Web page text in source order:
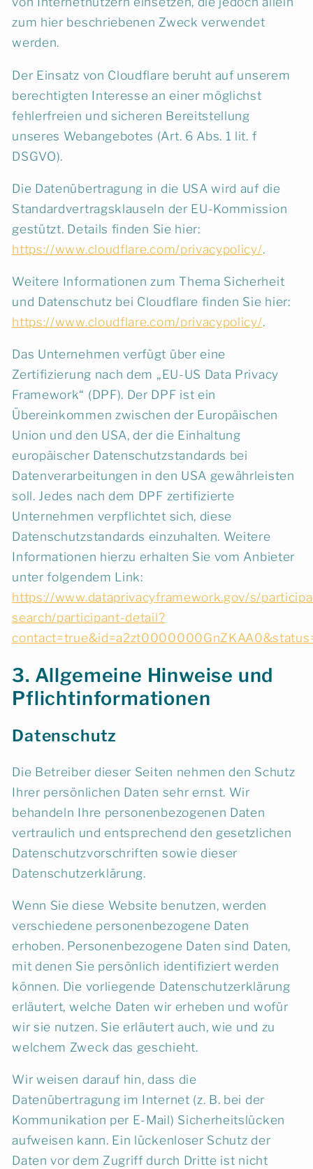
zum hier beschriebenen Zweck verwendet
werden.
Der Einsatz von Cloudflare beruht auf unserem
berechtigten Interesse an einer möglichst
fehlerfreien und sicheren Bereitstellung
unseres Webangebotes (Art. 6 Abs. 1 lit. f
DSGVO).
Die Datenübertragung in die USA wird auf die
Standardvertragsklauseln der EU-Kommission
gestützt. Details finden Sie hier:
https://www.cloudflare.com/privacypolicy/.
Weitere Informationen zum Thema Sicherheit
und Datenschutz bei Cloudflare finden Sie hier:
https://www.cloudflare.com/privacypolicy/.
Das Unternehmen verfügt über eine
Zertifizierung nach dem „EU-US Data Privacy
Framework“ (DPF). Der DPF ist ein
Übereinkommen zwischen der Europäischen
Union und den USA, der die Einhaltung
europäischer Datenschutzstandards bei
Datenverarbeitungen in den USA gewährleisten
soll. Jedes nach dem DPF zertifizierte
Unternehmen verpflichtet sich, diese
Datenschutzstandards einzuhalten. Weitere
Informationen hierzu erhalten Sie vom Anbieter
unter folgendem Link:
https://www.dataprivacyframework.gov/s/
search/participant-detail?
3. Allgemeine Hinweise und
Pflicht­informationen
Datenschutz
Die Betreiber dieser Seiten nehmen den Schutz
Ihrer persönlichen Daten sehr ernst. Wir
behandeln Ihre personenbezogenen Daten
vertraulich und entsprechend den gesetzlichen
Datenschutzvorschriften sowie dieser
Datenschutzerklärung.
Wenn Sie diese Website benutzen, werden
verschiedene personenbezogene Daten
erhoben. Personenbezogene Daten sind Daten,
mit denen Sie persönlich identifiziert werden
können. Die vorliegende Datenschutzerklärung
erläutert, welche Daten wir erheben und wofür
wir sie nutzen. Sie erläutert auch, wie und zu
welchem Zweck das geschieht.
Wir weisen darauf hin, dass die
Datenübertragung im Internet (z. B. bei der
Kommunikation per E-Mail) Sicherheitslücken
aufweisen kann. Ein lückenloser Schutz der
Daten vor dem Zugriff durch Dritte ist nicht